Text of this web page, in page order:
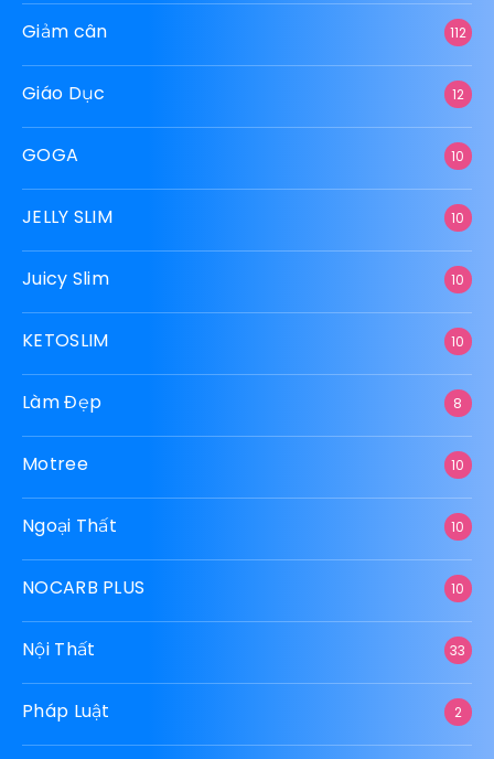
Giảm cân 112
Giáo Dục 12
GOGA 10
JELLY SLIM 10
Juicy Slim 10
KETOSLIM 10
Làm Đẹp 8
Motree 10
Ngoại Thất 10
NOCARB PLUS 10
Nội Thất 33
Pháp Luật 2